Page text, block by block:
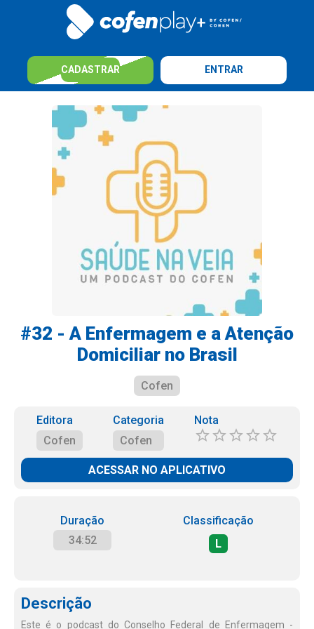
CADASTRAR ENTRAR
#32 - A Enfermagem e a Atenção
Domiciliar no Brasil
Cofen
Editora
Cofen
Categoria
Cofen
Nota
ACESSAR NO APLICATIVO
Duração
34:52
Classificação
L
Descrição
Este é o podcast do Conselho Federal de Enfermagem -